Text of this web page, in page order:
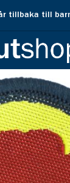
tillbaka till